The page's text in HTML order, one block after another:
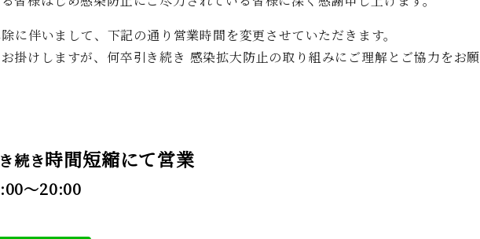
に伴いまして、下記の通り営業時間を変更させていただきます。
掛けしますが、何卒引き続き 感染拡大防止の取り組みにご理解とご協力をお願
続き時間短縮にて営業
～20:00